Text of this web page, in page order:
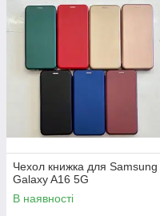
Чехол книжка для Samsung
Galaxy A16 5G
В наявності